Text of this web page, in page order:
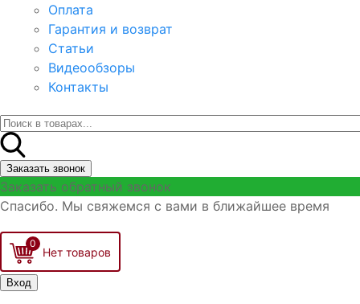
Оплата
Гарантия и возврат
Статьи
Видеообзоры
Контакты
Заказать звонок
Заказать обратный звонок
Спасибо. Мы свяжемся с вами в ближайшее время
0
Вход